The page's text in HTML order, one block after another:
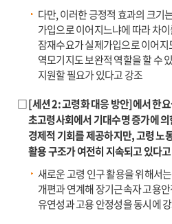
다만, 이러한 긍정적 효과의 크기
가입으로 이어지느냐에 따라 차
잠재수요가 실제가입으로 이어
역모기지도 보완적 역할을 할 수
지원할 필요가 있다고 강조
□ [세션 2: 고령화 대응 방안]에서 한
초고령사회에서 기대수명 증가에
경제적 기회를 제공하지만, 고령 노
활용 구조가 여전히 지속되고 있다
새로운 고령 인구 활용을 위해서
개편과 연계해 장기근속자 고용
유연성과 고용 안정성을 동시에